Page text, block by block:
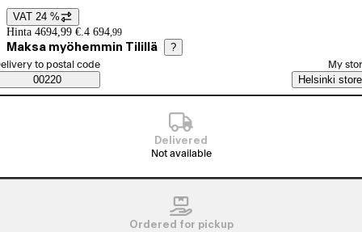
Price details
VAT 24 %
Hinta 4694,99 €. 4 694,99
Maksa myöhemmin Tilillä ?
Saatavuustiedot
order method
to postal code
00220
My
Helsinki store
Delivered
Not available
Ordered for pickup